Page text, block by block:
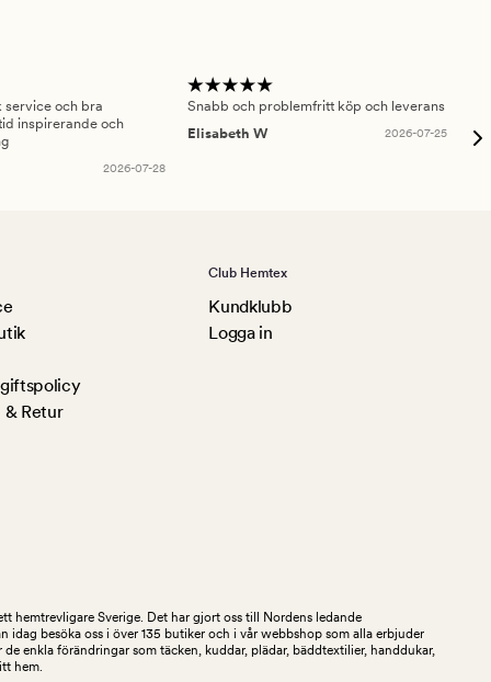
service och bra
inspirerande och
2026-07-28
Snabb och problemfritt köp och leverans
Elisabeth W
2026-07-25
Retur
Club Hemtex
Kundklubb
Logga in
hemtrevligare Sverige. Det har gjort oss till Nordens ledande
idag besöka oss i över 135 butiker och i vår webbshop som alla erbjuder
enkla förändringar som täcken, kuddar, plädar, bäddtextilier, handdukar,
hem.